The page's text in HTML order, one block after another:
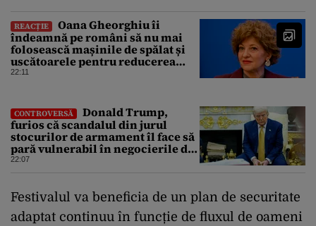
REACȚIE
Oana Gheorghiu îi
îndeamnă pe români să nu mai
folosească mașinile de spălat și
uscătoarele pentru reducerea
consumului de energie
22:11
CONTROVERSĂ
Donald Trump,
furios că scandalul din jurul
stocurilor de armament îl face să
pară vulnerabil în negocierile de
pace cu Iranul
22:07
Festivalul va beneficia de un plan de securitate
adaptat continuu în funcție de fluxul de oameni